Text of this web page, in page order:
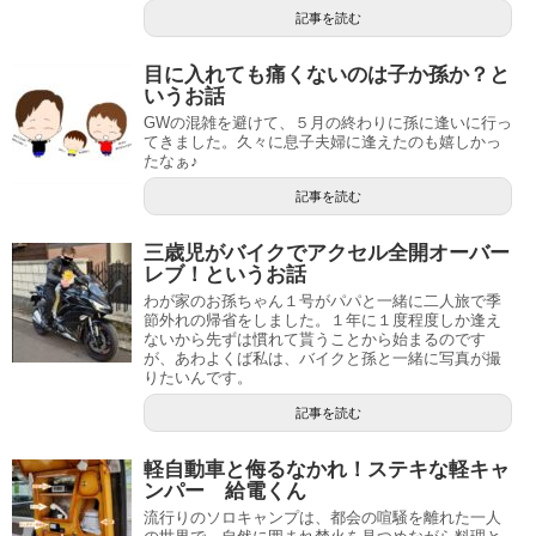
記事を読む
目に入れても痛くないのは子か孫か？と
いうお話
GWの混雑を避けて、５月の終わりに孫に逢いに行っ
てきました。久々に息子夫婦に逢えたのも嬉しかっ
たなぁ♪
記事を読む
三歳児がバイクでアクセル全開オーバー
レブ！というお話
わが家のお孫ちゃん１号がパパと一緒に二人旅で季
節外れの帰省をしました。１年に１度程度しか逢え
ないから先ずは慣れて貰うことから始まるのです
が、あわよくば私は、バイクと孫と一緒に写真が撮
りたいんです。
記事を読む
軽自動車と侮るなかれ！ステキな軽キャ
ンパー 給電くん
流行りのソロキャンプは、都会の喧騒を離れた一人